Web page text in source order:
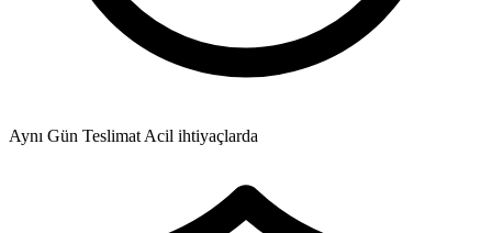
Aynı Gün Teslimat Acil ihtiyaçlarda